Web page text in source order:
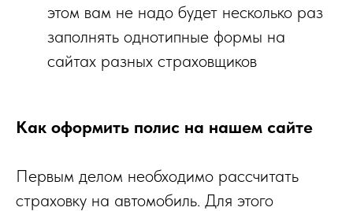
этом вам не надо будет несколько раз
заполнять однотипные формы на
сайтах разных страховщиков
Как оформить полис на нашем сайте
Первым делом необходимо рассчитать
страховку на автомобиль. Для этого